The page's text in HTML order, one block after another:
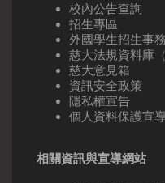
校內公告查詢
招生專區
外國學生招生事務
慈大法規資料庫
慈大意見箱
資訊安全政策
隱私權宣告
個人資料保護宣導
相關資訊與宣導網站